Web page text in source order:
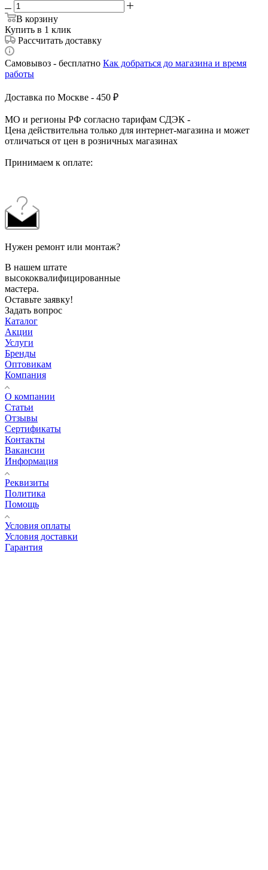
В корзину
Купить в 1 клик
Рассчитать доставку
Самовывоз - бесплатно Как добраться до магазина и время
работы
Доставка по Москве - 450 ₽
МО и регионы РФ согласно тарифам СДЭК -
Цена действительна только для интернет-магазина и может
отличаться от цен в розничных магазинах
Принимаем к оплате:
Нужен ремонт или монтаж?
В нашем штате
высококвалифицированные
мастера.
Оставьте заявку!
Задать вопрос
Каталог
Акции
Услуги
Бренды
Оптовикам
Компания
О компании
Статьи
Отзывы
Сертификаты
Контакты
Вакансии
Информация
Реквизиты
Политика
Помощь
Условия оплаты
Условия доставки
Гарантия